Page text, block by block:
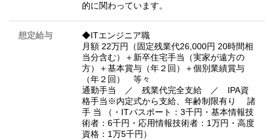
的に関わっています。
想定給与
◆ITエンジニア職
月額 22万円（固定残業代26,000円 20時間相
当分含む）＋新卒住宅手当（実家が遠方の
方）＋基本賞与（年２回）＋個別業績賞与
（年２回） 等々
通勤手当 ／ 残業代完全支給 ／ IPA資
格手当※内定式から支給、年齢制限有り 諸
手 当 （・ITパスポート：3千円・基本情報技
術者：6千円・応用情報技術者：1万円・高度
資格：1万5千円）